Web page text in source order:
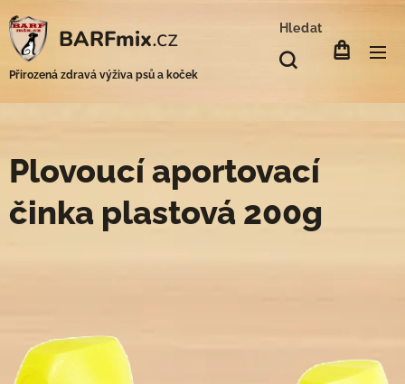
BARFmix.cz
Přirozená zdravá výživa psů a koček
Hledat
Plovoucí aportovací
činka plastová 200g